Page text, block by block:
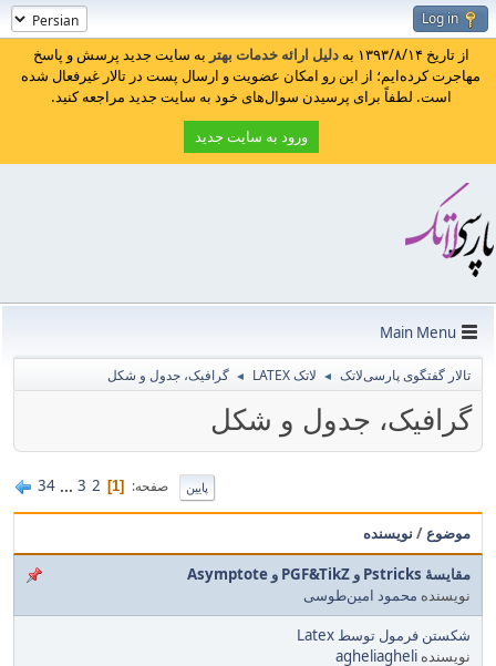
Log in
از تاریخ ۱۳۹۳/۸/۱۴ به دلیل ارائه خدمات بهتر به سایت جدید پرسش و پاسخ
مهاجرت کرده‌ایم؛ از این رو امکان عضویت و ارسال پست در تالار غیرفعال شده
است. لطفاً برای پرسیدن سوال‌های خود به سایت جدید مراجعه کنید.
ورود به سایت جدید
Main Menu
تالار گفتگوی پارسی‌لاتک ◄ لاتک LATEX ◄ گرافیک، جدول و شکل
گرافیک، جدول و شکل
پایین صفحه 1
2
3
...
34
موضوع / نویسنده
مقایسهٔ Pstricks و PGF&TikZ و Asymptote
نویسنده محمود امین‌طوسی
شکستن فرمول توسط Latex
نویسنده agheliagheli